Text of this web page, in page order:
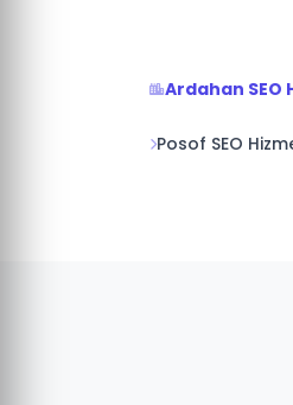
Ardahan
Posof SEO